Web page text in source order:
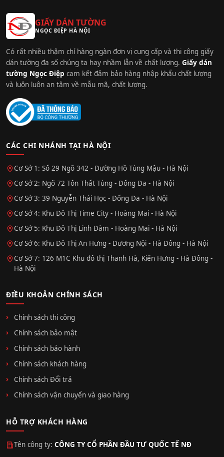
GIẤY DÁN TƯỜNG
NGỌC ĐIỆP HÀ NỘI
Có rất nhiều thậm chí hàng ngàn đơn vị cung cấp và thi công giấy
dán tường đa số chúng ta hay nhầm lẫn về chất lượng. Giấy dán
tường Ngọc Điệp cam kết đảm bảo hàng nhập khẩu chất lượng
và luôn luôn an tâm về mẫu mã, chất lượng.
CÁC CHI NHÁNH TẠI HÀ NỘI
Cơ Sở 1: Số 29 Ngõ 342 - Đường Hồ Tùng Mậu - Hà Nội
Cơ Sở 2: Ngõ 72 Tôn Thất Tùng - Đống Đa - Hà Nội
Cơ Sở 3: 39 Nguyễn Thái Học - Đống Đa - Hà Nội
Cơ Sở 4: Khu Đô Thị Time City - Hoàng Mai - Hà Nội
Cơ Sở 5: Khu Đô Thị Linh Đàm - Hoàng Mai - Hà Nội
Cơ Sở 6: Khu Đô Thị An Hưng - Dương Nội - Hà Đông - Hà Nội
Cơ Sở 7: 126 M1C Khu đô thị Thanh Hà, Kiến Hưng - Hà Đông -
Hà Nội
ĐIỀU KHOẢN CHÍNH SÁCH
Chính sách thi công
Chính sách bảo mật
Chính sách bảo hành
Chính sách khách hàng
Chính sách Đổi trả
Chính sách vận chuyển và giao hàng
HỖ TRỢ KHÁCH HÀNG
Tên công ty: CÔNG TY CỔ PHẦN ĐẦU TƯ QUỐC TẾ NĐ